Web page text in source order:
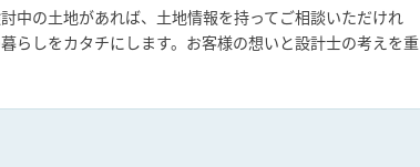
中の土地があれば、土地情報を持ってご相談いただけれ
らしをカタチにします。お客様の想いと設計士の考えを重